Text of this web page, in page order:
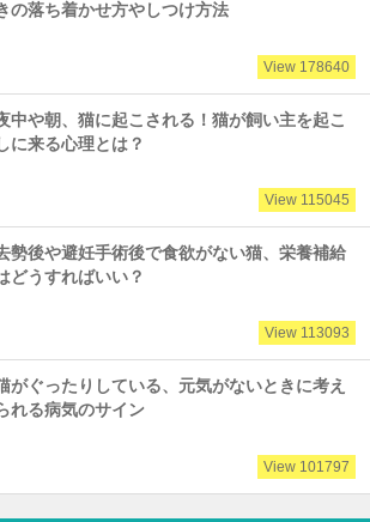
の落ち着かせ方やしつけ方法
View 178640
中や朝、猫に起こされる！猫が飼い主を起こ
に来る心理とは？
View 115045
勢後や避妊手術後で食欲がない猫、栄養補給
どうすればいい？
View 113093
がぐったりしている、元気がないときに考え
れる病気のサイン
View 101797